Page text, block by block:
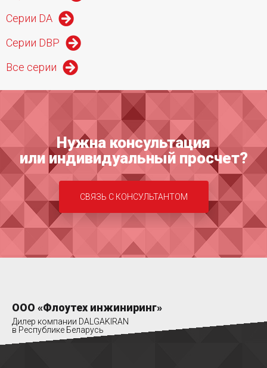
Серии DA
Серии DBP
Все серии
Нужна консультация
или индивидуальный просчет?
СВЯЗЬ С КОНСУЛЬТАНТОМ
ООО «Флоутех инжиниринг»
Дилер компании DALGAKIRAN
в Республике Беларусь